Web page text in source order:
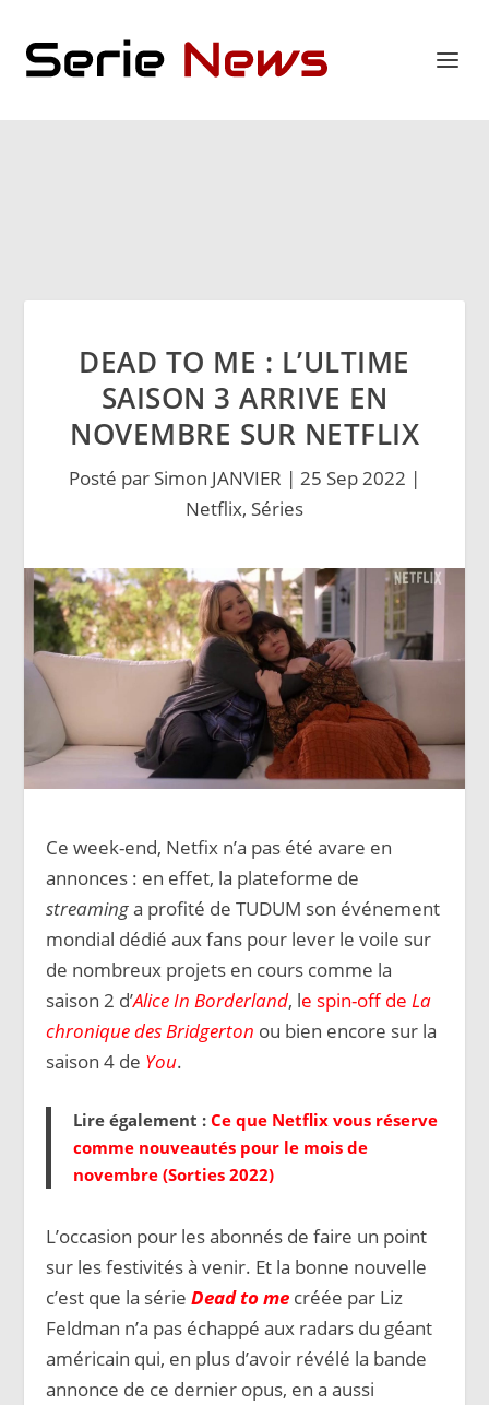
DEAD TO ME : L’ULTIME
SAISON 3 ARRIVE EN
NOVEMBRE SUR NETFLIX
Posté par Simon JANVIER | 25 Sep 2022 |
Netflix, Séries
Ce week-end, Netfix n’a pas été avare en
annonces : en effet, la plateforme de
streaminga profité de TUDUM son événement
mondial dédié aux fans pour lever le voile sur
de nombreux projets en cours comme la
saison 2 d’Alice In Borderland, le spin-off de La
chronique des Bridgerton ou bien encore sur la
saison 4 de You.
Lire également :Ce que Netflix vous réserve
comme nouveautés pour le mois de
novembre (Sorties 2022)
L’occasion pour les abonnés de faire un point
sur les festivités à venir. Et la bonne nouvelle
c’est que la sérieDead to me créée par Liz
Feldman n’a pas échappé aux radars du géant
américain qui, en plus d’avoir révélé la bande
annonce de ce dernier opus, en a aussi